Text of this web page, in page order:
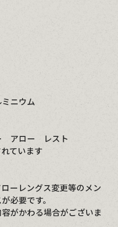
ニウム
アロー レスト
ています
ーレングス変更等のメン
必要です。
がかわる場合がございま